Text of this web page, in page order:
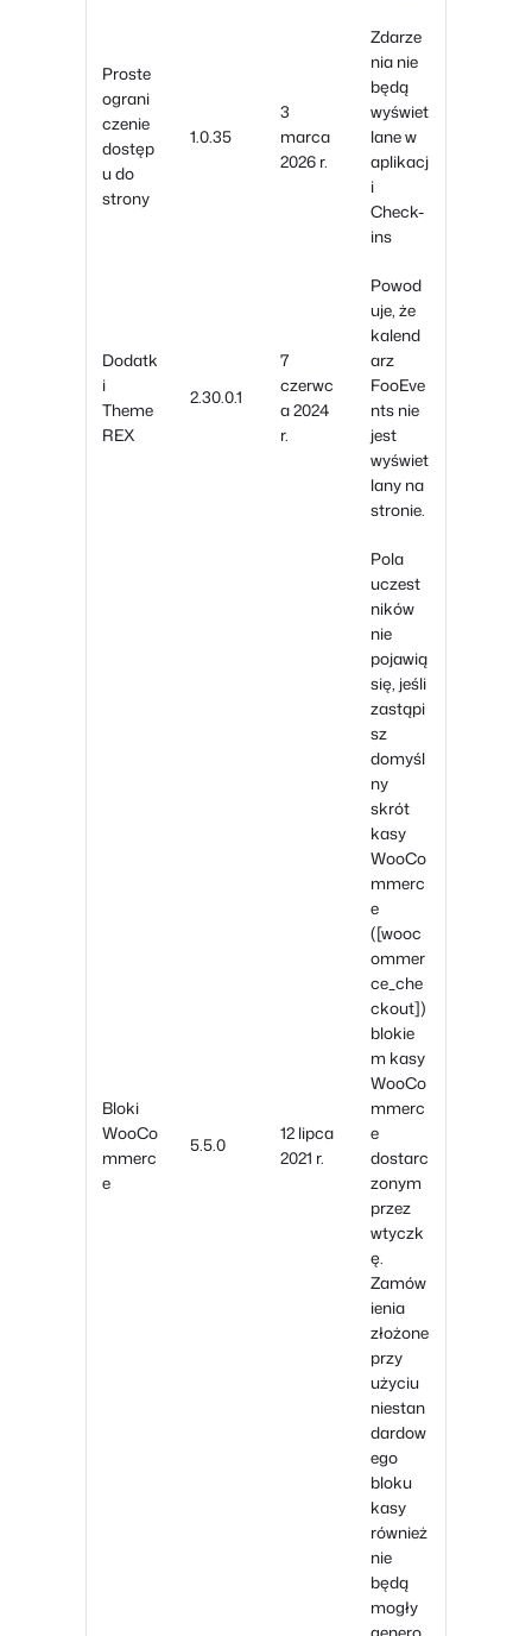
Proste
ograni
czenie
dostęp
u do
strony
1.0.35
3
marca
2026 r.
Zdarze
nia nie
będą
wyświet
lane w
aplikacj
i
Check-
ins
Dodatk
i
Theme
REX
2.30.0.1
7
czerwc
a 2024
r.
Powod
uje, że
kalend
arz
FooEve
nts nie
jest
wyświet
lany na
stronie.
Bloki
WooCo
mmerc
e
5.5.0
12 lipca
2021 r.
Pola
uczest
ników
nie
pojawią
się, jeśli
zastąpi
sz
domyśl
ny
skrót
kasy
WooCo
mmerc
e
([wooc
ommer
ce_che
ckout])
blokie
m kasy
WooCo
mmerc
e
dostarc
zonym
przez
wtyczk
ę.
Zamów
ienia
złożone
przy
użyciu
niestan
dardow
ego
bloku
kasy
również
nie
będą
mogły